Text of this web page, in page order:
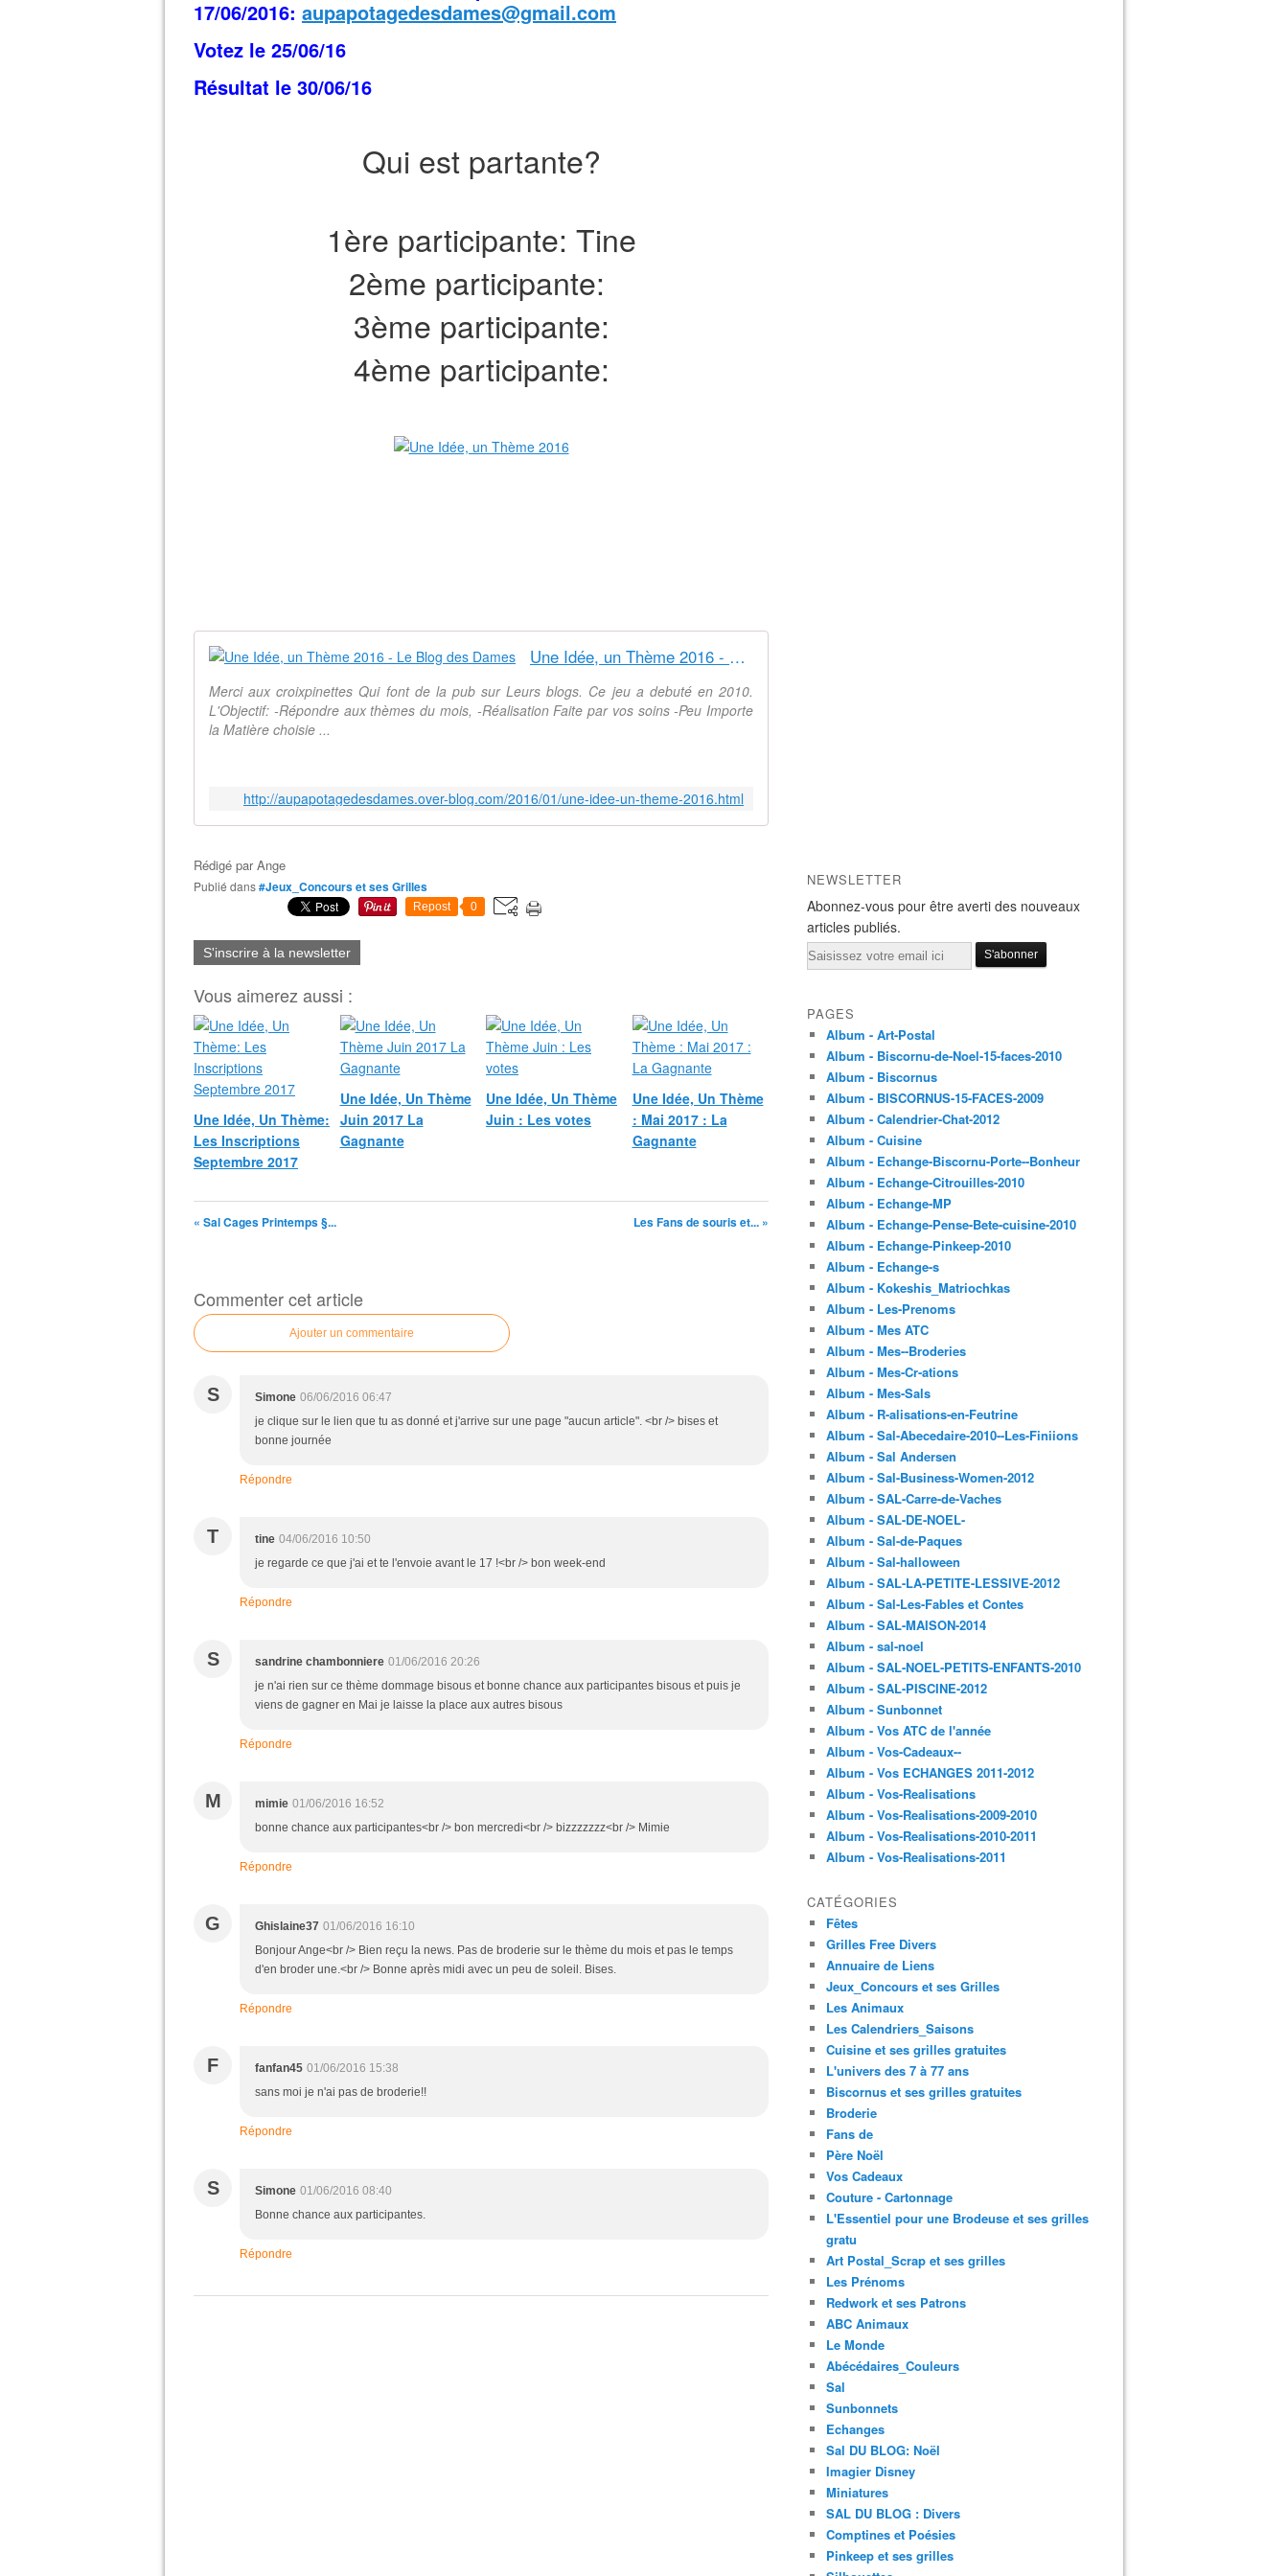
17/06/2016: aupapotagedesdames@gmail.com
Votez le 25/06/16
Résultat le 30/06/16
Qui est partante?
1ère participante: Tine
2ème participante:
3ème participante:
4ème participante:
Une Idée, un Thème 2016 - Le Blog des Dames
Merci aux croixpinettes Qui font de la pub sur Leurs blogs. Ce jeu a debuté en 2010.
L'Objectif: -Répondre aux thèmes du mois, -Réalisation Faite par vos soins -Peu Importe
la Matière choisie ...
http://aupapotagedesdames.over-blog.com/2016/01/une-idee-un-theme-2016.html
Rédigé parAnge
Publié dans#Jeux_Concours et ses Grilles
Repost 0
S'inscrire à la newsletter
Vous aimerez aussi :
Une Idée, Un Thème:
Les Inscriptions
Septembre 2017
Une Idée, Un Thème
Juin 2017 La
Gagnante
Une Idée, Un Thème
Juin : Les votes
Une Idée, Un Thème
: Mai 2017 : La
Gagnante
« Sal Cages Printemps §... Les Fans de souris et... »
Commenter cet article
Ajouter un commentaire
S Simone 06/06/2016 06:47
je clique sur le lien que tu as donné et j'arrive sur une page "aucun article". <br /> bises et
bonne journée
Répondre
T tine 04/06/2016 10:50
je regarde ce que j'ai et te l'envoie avant le 17 !<br /> bon week-end
Répondre
S sandrine chambonniere 01/06/2016 20:26
je n'ai rien sur ce thème dommage bisous et bonne chance aux participantes bisous et puis je
viens de gagner en Mai je laisse la place aux autres bisous
Répondre
M mimie 01/06/2016 16:52
bonne chance aux participantes<br /> bon mercredi<br /> bizzzzzzz<br /> Mimie
Répondre
G Ghislaine37 01/06/2016 16:10
Bonjour Ange<br /> Bien reçu la news. Pas de broderie sur le thème du mois et pas le temps
d'en broder une.<br /> Bonne après midi avec un peu de soleil. Bises.
Répondre
F fanfan45 01/06/2016 15:38
sans moi je n'ai pas de broderie!!
Répondre
S Simone 01/06/2016 08:40
Bonne chance aux participantes.
Répondre
NEWSLETTER
Abonnez-vous pour être averti des nouveaux
articles publiés.
Email
PAGES
Album - Art-Postal
Album - Biscornu-de-Noel-15-faces-2010
Album - Biscornus
Album - BISCORNUS-15-FACES-2009
Album - Calendrier-Chat-2012
Album - Cuisine
Album - Echange-Biscornu-Porte--Bonheur
Album - Echange-Citrouilles-2010
Album - Echange-MP
Album - Echange-Pense-Bete-cuisine-2010
Album - Echange-Pinkeep-2010
Album - Echange-s
Album - Kokeshis_Matriochkas
Album - Les-Prenoms
Album - Mes ATC
Album - Mes--Broderies
Album - Mes-Cr-ations
Album - Mes-Sals
Album - R-alisations-en-Feutrine
Album - Sal-Abecedaire-2010--Les-Finiions
Album - Sal Andersen
Album - Sal-Business-Women-2012
Album - SAL-Carre-de-Vaches
Album - SAL-DE-NOEL-
Album - Sal-de-Paques
Album - Sal-halloween
Album - SAL-LA-PETITE-LESSIVE-2012
Album - Sal-Les-Fables et Contes
Album - SAL-MAISON-2014
Album - sal-noel
Album - SAL-NOEL-PETITS-ENFANTS-2010
Album - SAL-PISCINE-2012
Album - Sunbonnet
Album - Vos ATC de l'année
Album - Vos-Cadeaux--
Album - Vos ECHANGES 2011-2012
Album - Vos-Realisations
Album - Vos-Realisations-2009-2010
Album - Vos-Realisations-2010-2011
Album - Vos-Realisations-2011
CATÉGORIES
Fêtes
Grilles Free Divers
Annuaire de Liens
Jeux_Concours et ses Grilles
Les Animaux
Les Calendriers_Saisons
Cuisine et ses grilles gratuites
L'univers des 7 à 77 ans
Biscornus et ses grilles gratuites
Broderie
Fans de
Père Noël
Vos Cadeaux
Couture - Cartonnage
L'Essentiel pour une Brodeuse et ses grilles
gratu
Art Postal_Scrap et ses grilles
Les Prénoms
Redwork et ses Patrons
ABC Animaux
Le Monde
Abécédaires_Couleurs
Sal
Sunbonnets
Echanges
Sal DU BLOG: Noël
Imagier Disney
Miniatures
SAL DU BLOG : Divers
Comptines et Poésies
Pinkeep et ses grilles